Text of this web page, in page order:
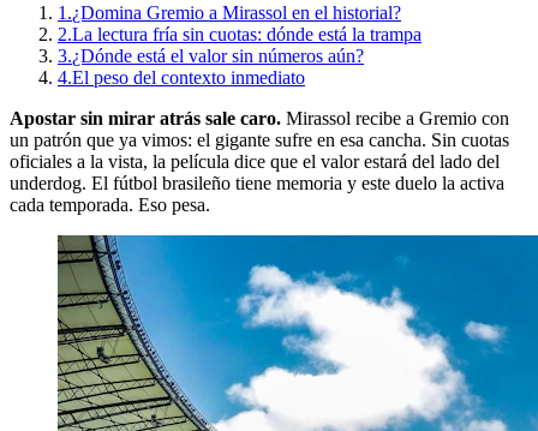
1.¿Domina Gremio a Mirassol en el historial?
2.La lectura fría sin cuotas: dónde está la trampa
3.¿Dónde está el valor sin números aún?
4.El peso del contexto inmediato
Apostar sin mirar atrás sale caro. Mirassol recibe a Gremio con
un patrón que ya vimos: el gigante sufre en esa cancha. Sin cuotas
oficiales a la vista, la película dice que el valor estará del lado del
underdog. El fútbol brasileño tiene memoria y este duelo la activa
cada temporada. Eso pesa.